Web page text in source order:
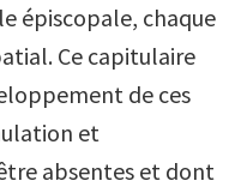
épiscopale, chaque
Ce capitulaire
de ces
et
absentes et dont